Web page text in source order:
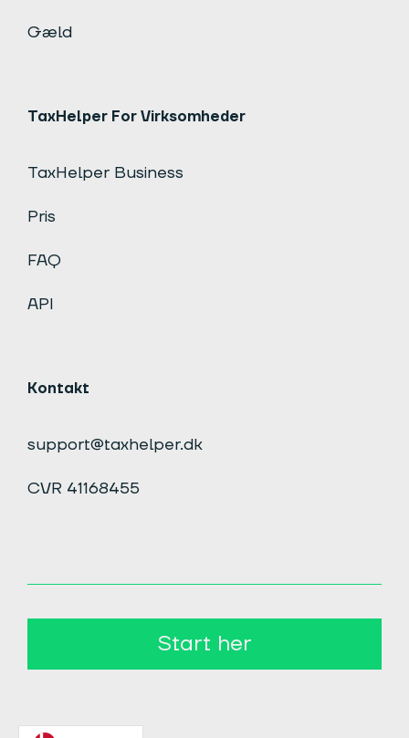
Gæld
TaxHelper For Virksomheder
TaxHelper Business
Pris
FAQ
API
Kontakt
support@taxhelper.dk
CVR 41168455
Start her